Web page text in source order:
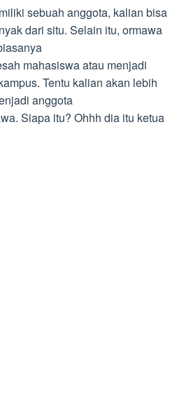
sebuah anggota, kalian bisa
dari situ. Selain itu, ormawa
mahasiswa atau menjadi
Tentu kalian akan lebih
anggota
Siapa itu? Ohhh dia itu ketua